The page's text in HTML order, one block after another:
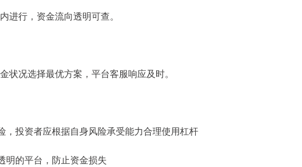
进行，资金流向透明可查。
况选择最优方案，平台客服响应及时。
投资者应根据自身风险承受能力合理使用杠杆
明的平台，防止资金损失